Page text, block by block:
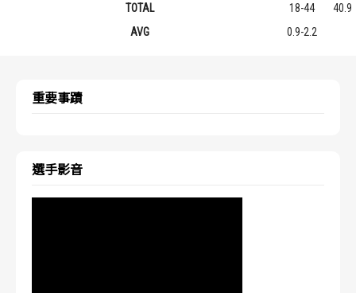
TOTAL 18-44
40.9
AVG
0.9-2.2
重要事蹟
選手影音